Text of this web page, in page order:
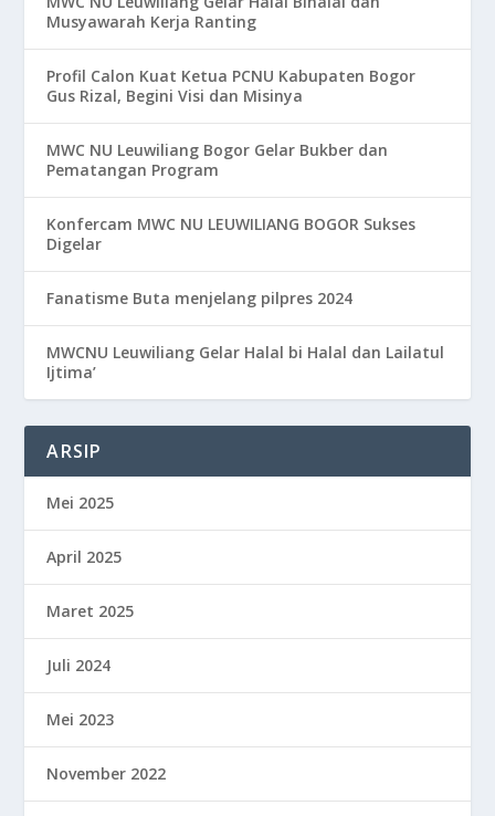
Musyawarah Kerja Ranting
Profil Calon Kuat Ketua PCNU Kabupaten Bogor
Gus Rizal, Begini Visi dan Misinya
MWC NU Leuwiliang Bogor Gelar Bukber dan
Pematangan Program
Konfercam MWC NU LEUWILIANG BOGOR Sukses
Digelar
Fanatisme Buta menjelang pilpres 2024
MWCNU Leuwiliang Gelar Halal bi Halal dan Lailatul
Ijtima’
ARSIP
Mei 2025
April 2025
Maret 2025
Juli 2024
Mei 2023
November 2022